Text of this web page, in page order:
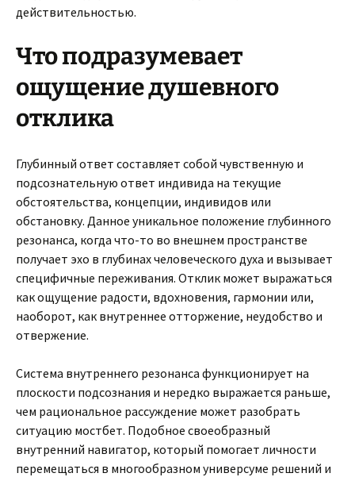
действительностью.
Что подразумевает
ощущение душевного
отклика
Глубинный ответ составляет собой чувственную и
подсознательную ответ индивида на текущие
обстоятельства, концепции, индивидов или
обстановку. Данное уникальное положение глубинного
резонанса, когда что-то во внешнем пространстве
получает эхо в глубинах человеческого духа и вызывает
специфичные переживания. Отклик может выражаться
как ощущение радости, вдохновения, гармонии или,
наоборот, как внутреннее отторжение, неудобство и
отвержение.
Система внутреннего резонанса функционирует на
плоскости подсознания и нередко выражается раньше,
чем рациональное рассуждение может разобрать
ситуацию мостбет. Подобное своеобразный
внутренний навигатор, который помогает личности
перемещаться в многообразном универсуме решений и